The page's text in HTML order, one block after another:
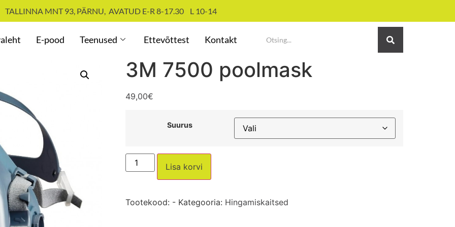
TALLINNA MNT 93, PÄRNU, AVATUD E-R 8-17.30 L 10-14
E-pood Teenused Ettevõttest Kontakt
3M 7500 poolmask
49,00€
Suurus
Lisa korvi
Tootekood: - Kategooria: Hingamiskaitsed